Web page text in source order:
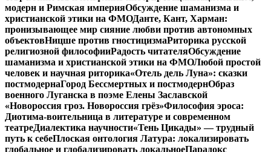
модерн и Римская империяОбсуждение шаманизма и
христианской этики на ФМОДанте, Кант, Харман:
пронизывающее мир сияние любви против автономных
объектовНицше против гностицизмаРиторика русской
религиозной философииРадость читателяОбсуждение
шаманизма и христианской этики на ФМОЛюбой простой
человек и научная риторика«Отель дель Луна»: сказки
постмодернаГород Бессмертных и постмодернОбраз
военного Луганска в поэме Елены Заславской
«Новороссия гроз. Новороссия грёз»Философия эроса:
Диотима-воительница в литературе и современном
театреДиалектика научности«Тень Цикады» — трудный
путь к себеПлоская онтология Латура: локализировать
глобальное и глобализировать локальноеПарадокс